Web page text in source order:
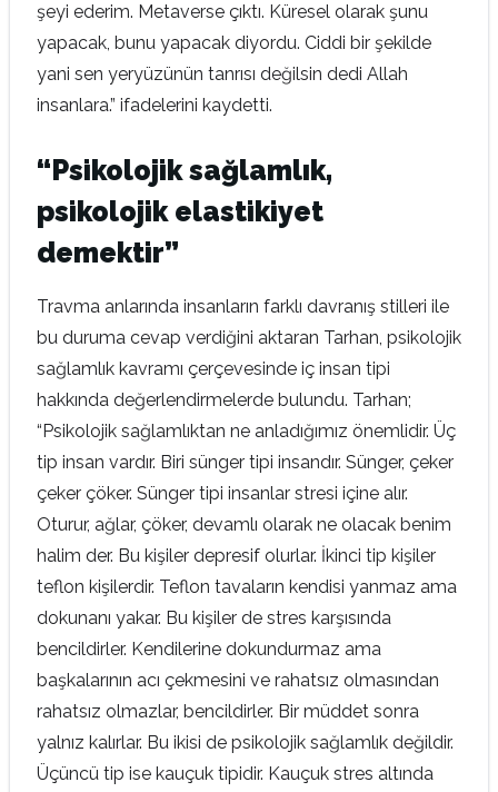
şeyi ederim. Metaverse çıktı. Küresel olarak şunu
yapacak, bunu yapacak diyordu. Ciddi bir şekilde
yani sen yeryüzünün tanrısı değilsin dedi Allah
insanlara.” ifadelerini kaydetti.
“Psikolojik sağlamlık,
psikolojik elastikiyet
demektir”
Travma anlarında insanların farklı davranış stilleri ile
bu duruma cevap verdiğini aktaran Tarhan, psikolojik
sağlamlık kavramı çerçevesinde iç insan tipi
hakkında değerlendirmelerde bulundu. Tarhan;
“Psikolojik sağlamlıktan ne anladığımız önemlidir. Üç
tip insan vardır. Biri sünger tipi insandır. Sünger, çeker
çeker çöker. Sünger tipi insanlar stresi içine alır.
Oturur, ağlar, çöker, devamlı olarak ne olacak benim
halim der. Bu kişiler depresif olurlar. İkinci tip kişiler
teflon kişilerdir. Teflon tavaların kendisi yanmaz ama
dokunanı yakar. Bu kişiler de stres karşısında
bencildirler. Kendilerine dokundurmaz ama
başkalarının acı çekmesini ve rahatsız olmasından
rahatsız olmazlar, bencildirler. Bir müddet sonra
yalnız kalırlar. Bu ikisi de psikolojik sağlamlık değildir.
Üçüncü tip ise kauçuk tipidir. Kauçuk stres altında